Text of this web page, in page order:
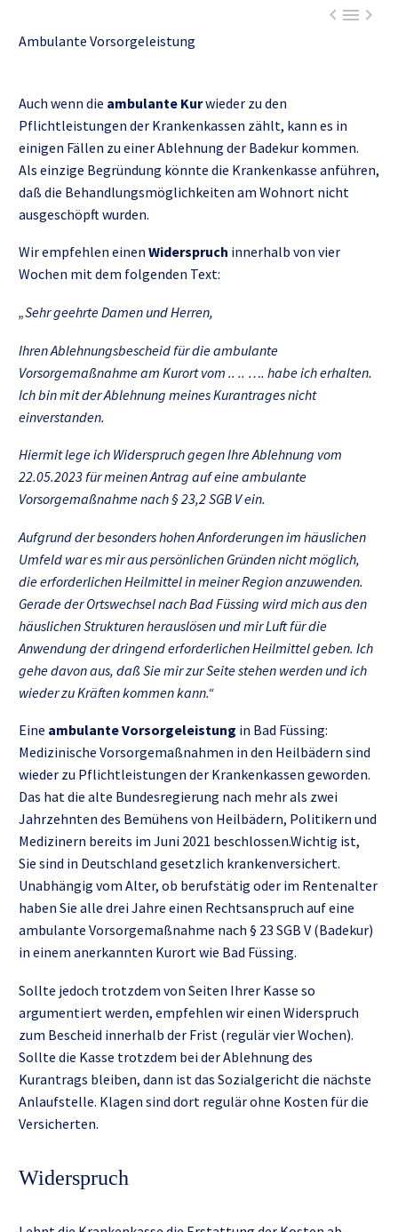

Ambulante Vorsorgeleistung
Auch wenn die ambulante Kurwieder zu den
Pflichtleistungen der Krankenkassen zählt, kann es in
einigen Fällen zu einer Ablehnung der Badekur kommen.
Als einzige Begründung könnte die Krankenkasse anführen,
daß die Behandlungsmöglichkeiten am Wohnort nicht
ausgeschöpft wurden.
Wir empfehlen einen Widerspruch innerhalb von vier
Wochen mit dem folgenden Text:
„Sehr geehrte Damen und Herren,
Ihren Ablehnungsbescheid für die ambulante
Vorsorgemaßnahme am Kurort vom .. .. …. habe ich erhalten.
Ich bin mit der Ablehnung meines Kurantrages nicht
einverstanden.
Hiermit lege ich Widerspruch gegen Ihre Ablehnung vom
22.05.2023 für meinen Antrag auf eine ambulante
Vorsorgemaßnahme nach § 23,2 SGB V ein.
Aufgrund der besonders hohen Anforderungen im häuslichen
Umfeld war es mir aus persönlichen Gründen nicht möglich,
die erforderlichen Heilmittel in meiner Region anzuwenden.
Gerade der Ortswechsel nach Bad Füssing wird mich aus den
häuslichen Strukturen herauslösen und mir Luft für die
Anwendung der dringend erforderlichen Heilmittel geben. Ich
gehe davon aus, daß Sie mir zur Seite stehen werden und ich
wieder zu Kräften kommen kann.“
Eine ambulante Vorsorgeleistung in Bad Füssing:
Medizinische Vorsorgemaßnahmen in den Heilbädern sind
wieder zu Pflichtleistungen der Krankenkassen geworden.
Das hat die alte Bundesregierung nach mehr als zwei
Jahrzehnten des Bemühens von Heilbädern, Politikern und
Medizinern bereits im Juni 2021 beschlossen.Wichtig ist,
Sie sind in Deutschland gesetzlich krankenversichert.
Unabhängig vom Alter, ob berufstätig oder im Rentenalter
haben Sie alle drei Jahre einen Rechtsanspruch auf eine
ambulante Vorsorgemaßnahme nach § 23 SGB V (Badekur)
in einem anerkannten Kurort wie Bad Füssing.
Sollte jedoch trotzdem von Seiten Ihrer Kasse so
argumentiert werden, empfehlen wir einen Widerspruch
zum Bescheid innerhalb der Frist (regulär vier Wochen).
Sollte die Kasse trotzdem bei derAblehnung des
Kurantrags bleiben, dann ist das Sozialgericht die nächste
Anlaufstelle. Klagen sind dort regulär ohne Kosten für die
Versicherten.
Wider­spruch